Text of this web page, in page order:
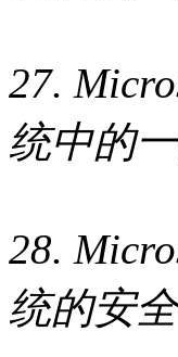
27.
统中的
28.
统的安